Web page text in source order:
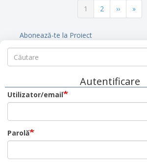
Pagina
curentă
1 Pagina
2
Pagina
următoare
›› »
Abonează-te la Proiect
Căutare
Căutare
Autentificare
Utilizator/email
Parolă